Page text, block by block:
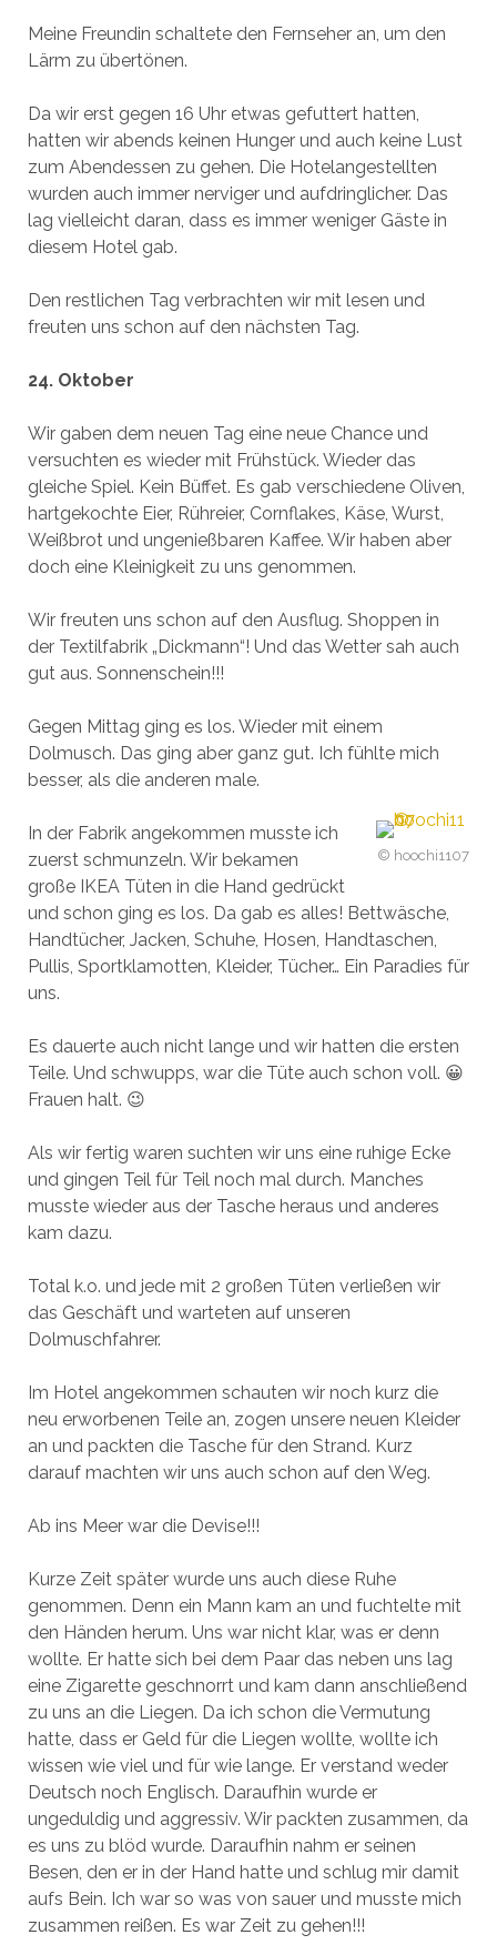
Meine Freundin schaltete den Fernseher an, um den
Lärm zu übertönen.
Da wir erst gegen 16 Uhr etwas gefuttert hatten,
hatten wir abends keinen Hunger und auch keine Lust
zum Abendessen zu gehen. Die Hotelangestellten
wurden auch immer nerviger und aufdringlicher. Das
lag vielleicht daran, dass es immer weniger Gäste in
diesem Hotel gab.
Den restlichen Tag verbrachten wir mit lesen und
freuten uns schon auf den nächsten Tag.
24. Oktober
Wir gaben dem neuen Tag eine neue Chance und
versuchten es wieder mit Frühstück. Wieder das
gleiche Spiel. Kein Büffet. Es gab verschiedene Oliven,
hartgekochte Eier, Rühreier, Cornflakes, Käse, Wurst,
Weißbrot und ungenießbaren Kaffee. Wir haben aber
doch eine Kleinigkeit zu uns genommen.
Wir freuten uns schon auf den Ausflug. Shoppen in
der Textilfabrik „Dickmann“! Und das Wetter sah auch
gut aus. Sonnenschein!!!
Gegen Mittag ging es los. Wieder mit einem
Dolmusch. Das ging aber ganz gut. Ich fühlte mich
besser, als die anderen male.
© hoochi1107
In der Fabrik angekommen musste ich
zuerst schmunzeln. Wir bekamen
große IKEA Tüten in die Hand gedrückt
und schon ging es los. Da gab es alles! Bettwäsche,
Handtücher, Jacken, Schuhe, Hosen, Handtaschen,
Pullis, Sportklamotten, Kleider, Tücher… Ein Paradies für
uns.
Es dauerte auch nicht lange und wir hatten die ersten
Teile. Und schwupps, war die Tüte auch schon voll. 😀
Frauen halt. 😉
Als wir fertig waren suchten wir uns eine ruhige Ecke
und gingen Teil für Teil noch mal durch. Manches
musste wieder aus der Tasche heraus und anderes
kam dazu.
Total k.o. und jede mit 2 großen Tüten verließen wir
das Geschäft und warteten auf unseren
Dolmuschfahrer.
Im Hotel angekommen schauten wir noch kurz die
neu erworbenen Teile an, zogen unsere neuen Kleider
an und packten die Tasche für den Strand. Kurz
darauf machten wir uns auch schon auf den Weg.
Ab ins Meer war die Devise!!!
Kurze Zeit später wurde uns auch diese Ruhe
genommen. Denn ein Mann kam an und fuchtelte mit
den Händen herum. Uns war nicht klar, was er denn
wollte. Er hatte sich bei dem Paar das neben uns lag
eine Zigarette geschnorrt und kam dann anschließend
zu uns an die Liegen. Da ich schon die Vermutung
hatte, dass er Geld für die Liegen wollte, wollte ich
wissen wie viel und für wie lange. Er verstand weder
Deutsch noch Englisch. Daraufhin wurde er
ungeduldig und aggressiv. Wir packten zusammen, da
es uns zu blöd wurde. Daraufhin nahm er seinen
Besen, den er in der Hand hatte und schlug mir damit
aufs Bein. Ich war so was von sauer und musste mich
zusammen reißen. Es war Zeit zu gehen!!!